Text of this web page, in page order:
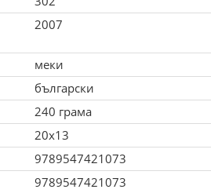
2007
меки
български
240 грама
20x13
9789547421073
9789547421073